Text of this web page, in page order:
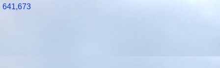
641,673